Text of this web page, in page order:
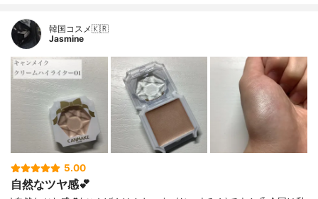
韓国コスメ🇰🇷
Jasmine
5.00
自然なツヤ感💕